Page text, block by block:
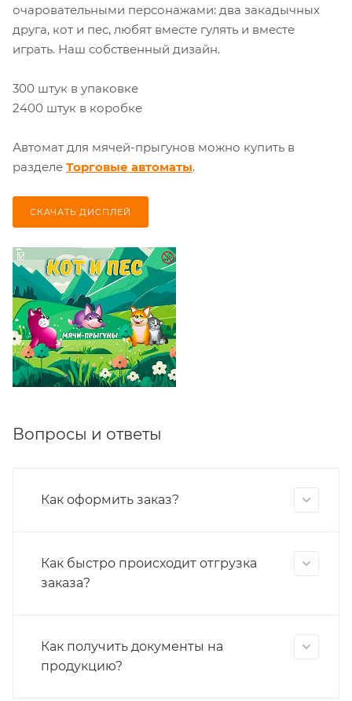
очаровательными персонажами: два закадычных
друга, кот и пес, любят вместе гулять и вместе
играть. Наш собственный дизайн.
300 штук в упаковке
2400 штук в коробке
Автомат для мячей-прыгунов можно купить в
разделе Торговые автоматы.
СКАЧАТЬ ДИСПЛЕЙ
Вопросы и ответы
Как оформить заказ?
Как быстро происходит отгрузка
заказа?
Как получить документы на
продукцию?